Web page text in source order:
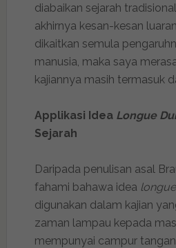
diabaikan sejarah
akhirnya kesan-kesan
dikaitkan semula
manusia, maka saya
kajiannya masih termasuk
Applikasi Idea Longue
Sejarah
Daripada penulisan asal
fahami bahawa idea
digunakan dalam kajian
zaman lampau kepada
mempunyai campur